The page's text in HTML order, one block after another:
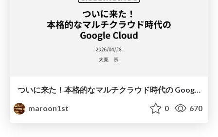
ついに来た！本格的なマルチクラウド時代の Google Cloud
maroon1st
0 670